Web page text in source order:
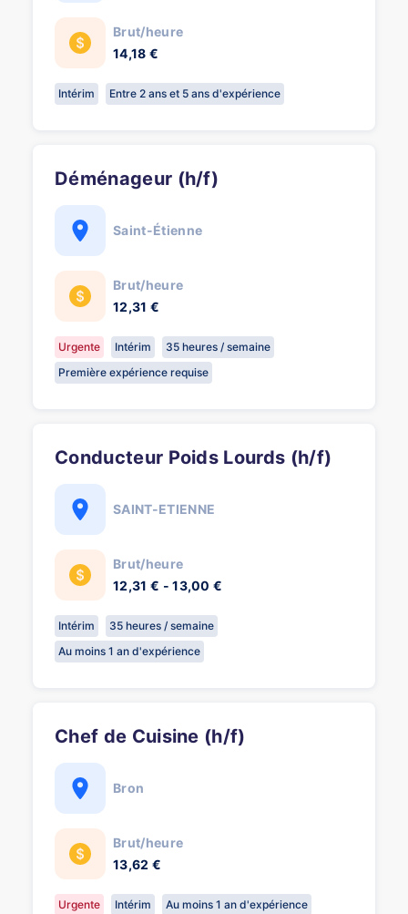
Brut/heure
14,18 €
Intérim Entre 2 ans et 5 ans d'expérience
Déménageur (h/f)
Saint-Étienne
Brut/heure
12,31 €
Urgente Intérim
35 heures / semaine
Première expérience requise
Conducteur Poids Lourds (h/f)
SAINT-ETIENNE
Brut/heure
12,31 € - 13,00 €
Intérim
35 heures / semaine
Au moins 1 an d'expérience
Chef de Cuisine (h/f)
Bron
Brut/heure
13,62 €
Urgente Intérim Au moins 1 an d'expérience